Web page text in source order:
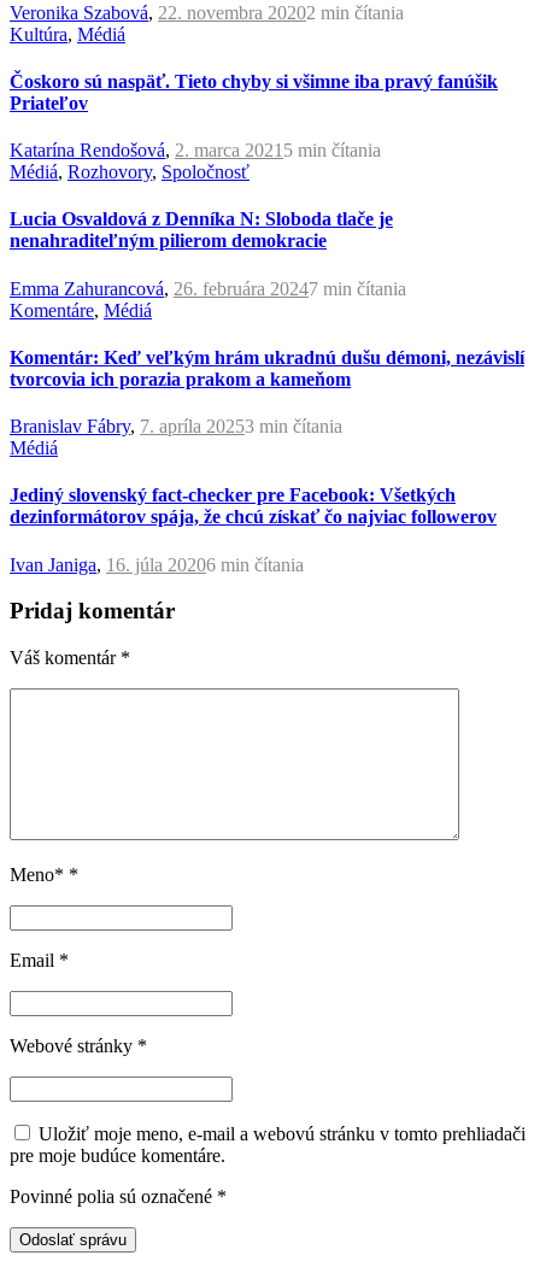
Veronika Szabová, 22. novembra 20202 min čítania
Kultúra, Médiá
Čoskoro sú naspäť. Tieto chyby si všimne iba pravý fanúšik
Priateľov
Katarína Rendošová, 2. marca 2021 5 min čítania
Médiá, Rozhovory, Spoločnosť
Lucia Osvaldová z Denníka N: Sloboda tlače je
nenahraditeľným pilierom demokracie
Emma Zahurancová, 26. februára 20247 min čítania
Komentáre, Médiá
Komentár: Keď veľkým hrám ukradnú dušu démoni, nezávislí
tvorcovia ich porazia prakom a kameňom
Branislav Fábry, 7. apríla 20253 min čítania
Médiá
Jediný slovenský fact-checker pre Facebook: Všetkých
dezinformátorov spája, že chcú získať čo najviac followerov
Ivan Janiga, 16. júla 20206 min čítania
Pridaj komentár
Váš komentár *
Meno* *
Email *
Webové stránky *
Uložiť moje meno, e-mail a webovú stránku v tomto prehliadači
pre moje budúce komentáre.
Povinné polia sú označené *